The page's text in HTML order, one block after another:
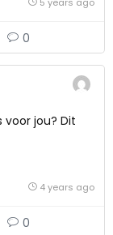
5 years ago
0
jou? Dit
4 years ago
0